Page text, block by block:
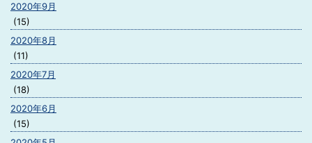
2020年9月
(15)
2020年8月
(11)
2020年7月
(18)
2020年6月
(15)